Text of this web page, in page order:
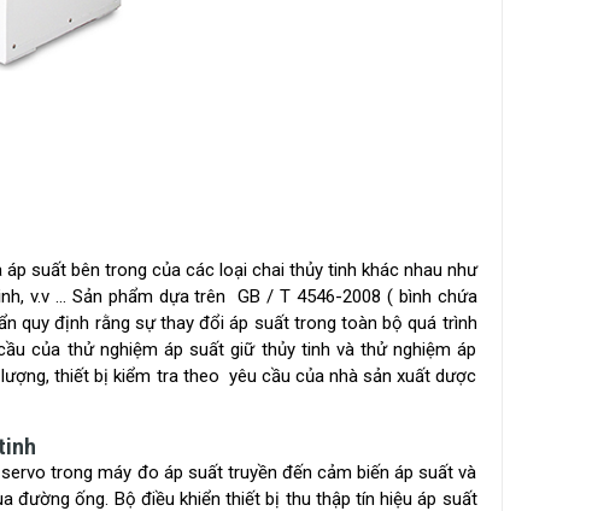
suất bên trong của các loại chai thủy tinh khác nhau như
v.v ... Sản phẩm dựa trên GB / T 4546-2008 ( bình chứa
quy định rằng sự thay đổi áp suất trong toàn bộ quá trình
của thử nghiệm áp suất giữ thủy tinh và thử nghiệm áp
thiết bị kiểm tra theo yêu cầu của nhà sản xuất dược
trong máy đo áp suất truyền đến cảm biến áp suất và
đường ống. Bộ điều khiển thiết bị thu thập tín hiệu áp suất